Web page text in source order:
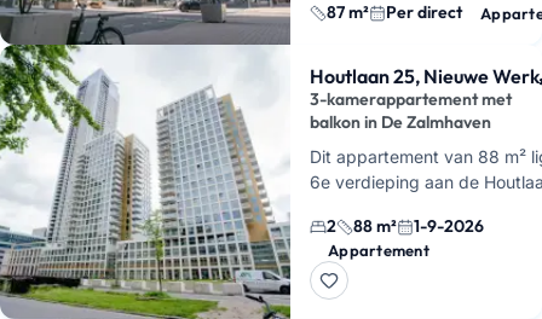
87 m² Per direct
Houtlaan 25, Nieuwe Werk
3-kamerappartement met
balkon in De Zalmhaven
Dit appartement van 88 m²
6e verdieping aan de
Werk in Rotterdam. Je hebt
kamers in t…
2 88 m² 1-9-2026
Appartement